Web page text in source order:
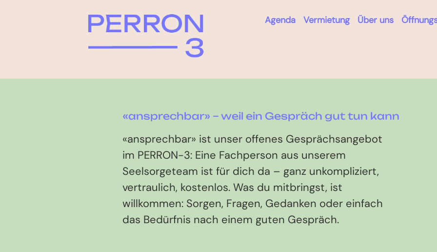
Agenda Vermietung Über uns
«ansprechbar» – weil ein Gespräch gut tun kann
«ansprechbar» ist unser offenes Gesprächsangebot
im PERRON-3: Eine Fachperson aus unserem
Seelsorgeteam ist für dich da – ganz unkompliziert,
vertraulich, kostenlos. Was du mitbringst, ist
willkommen: Sorgen, Fragen, Gedanken oder einfach
das Bedürfnis nach einem guten Gespräch.